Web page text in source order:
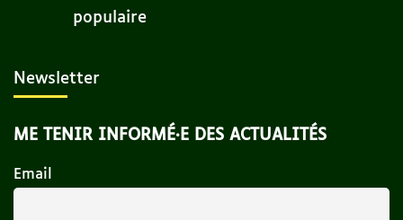
populaire
Newsletter
ME TENIR INFORMÉ·E DES ACTUALITÉS
Email